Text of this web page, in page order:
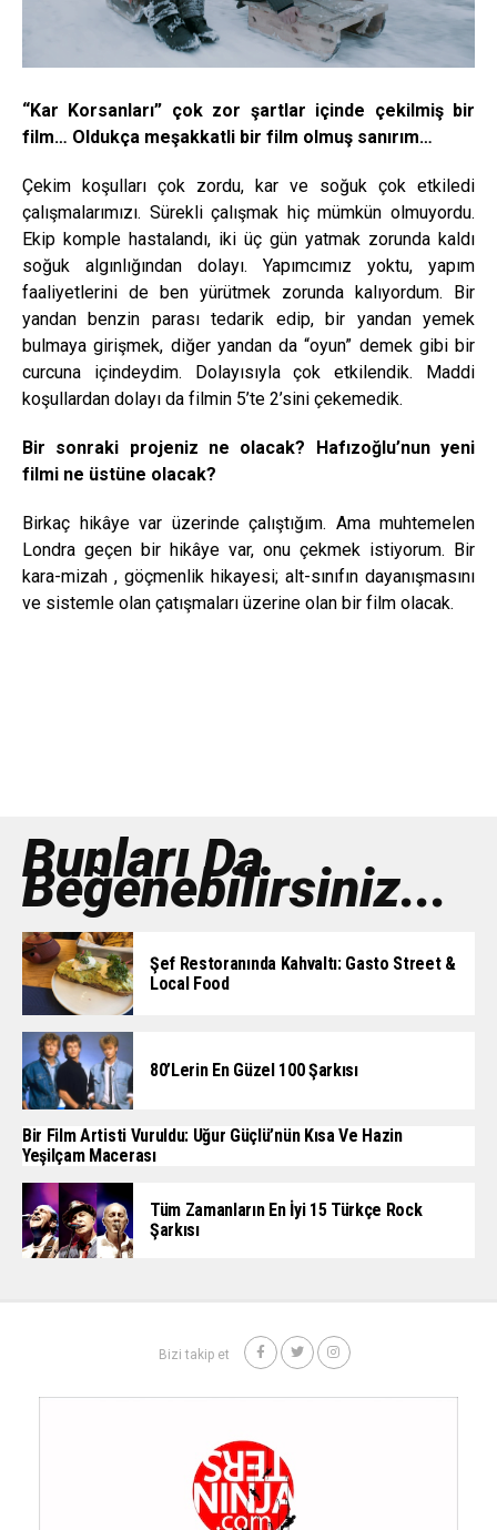
“Kar Korsanları” çok zor şartlar içinde çekilmiş bir
film… Oldukça meşakkatli bir film olmuş sanırım…
Çekim koşulları çok zordu, kar ve soğuk çok etkiledi
çalışmalarımızı. Sürekli çalışmak hiç mümkün olmuyordu.
Ekip komple hastalandı, iki üç gün yatmak zorunda kaldı
soğuk algınlığından dolayı. Yapımcımız yoktu, yapım
faaliyetlerini de ben yürütmek zorunda kalıyordum. Bir
yandan benzin parası tedarik edip, bir yandan yemek
bulmaya girişmek, diğer yandan da “oyun” demek gibi bir
curcuna içindeydim. Dolayısıyla çok etkilendik. Maddi
koşullardan dolayı da filmin 5’te 2’sini çekemedik.
Bir sonraki projeniz ne olacak? Hafızoğlu’nun yeni
filmi ne üstüne olacak?
Birkaç hikâye var üzerinde çalıştığım. Ama muhtemelen
Londra geçen bir hikâye var, onu çekmek istiyorum. Bir
kara-mizah , göçmenlik hikayesi; alt-sınıfın dayanışmasını
ve sistemle olan çatışmaları üzerine olan bir film olacak.
Bunları Da
Beğenebilirsiniz...
Şef Restoranında Kahvaltı: Gasto Street &
Local Food
80’lerin En Güzel 100 Şarkısı
Bir Film Artisti Vuruldu: Uğur Güçlü’nün Kısa Ve Hazin
Yeşilçam Macerası
Tüm Zamanların En İyi 15 Türkçe Rock
Şarkısı
Bizi takip et